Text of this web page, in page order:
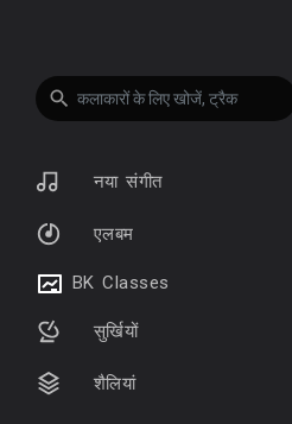
नया संगीत
एलबम
BK Classes
सुर्खियों
शैलियां